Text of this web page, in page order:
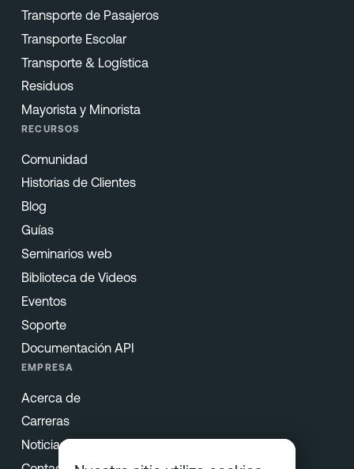
Transporte de Pasajeros
Transporte Escolar
Transporte & Logística
Residuos
Mayorista y Minorista
RECURSOS
Comunidad
Historias de Clientes
Blog
Guías
Seminarios web
Biblioteca de Videos
Eventos
Soporte
Documentación API
EMPRESA
Acerca de
Carreras
Noticias & Prensa